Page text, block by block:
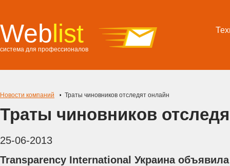
Weblist
система для профессионалов
Новости компаний Траты чиновников отследят онлайн
Траты чиновников
25-06-2013
Transparency International Украина